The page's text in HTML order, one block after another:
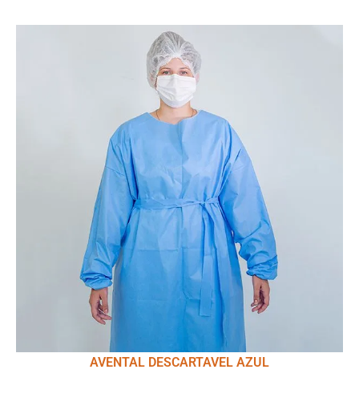
AVENTAL DESCARTAVEL AZUL